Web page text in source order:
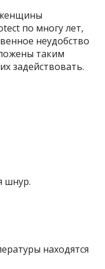
по многу лет,
неудобство
таким
задействовать.
шнур.
находятся